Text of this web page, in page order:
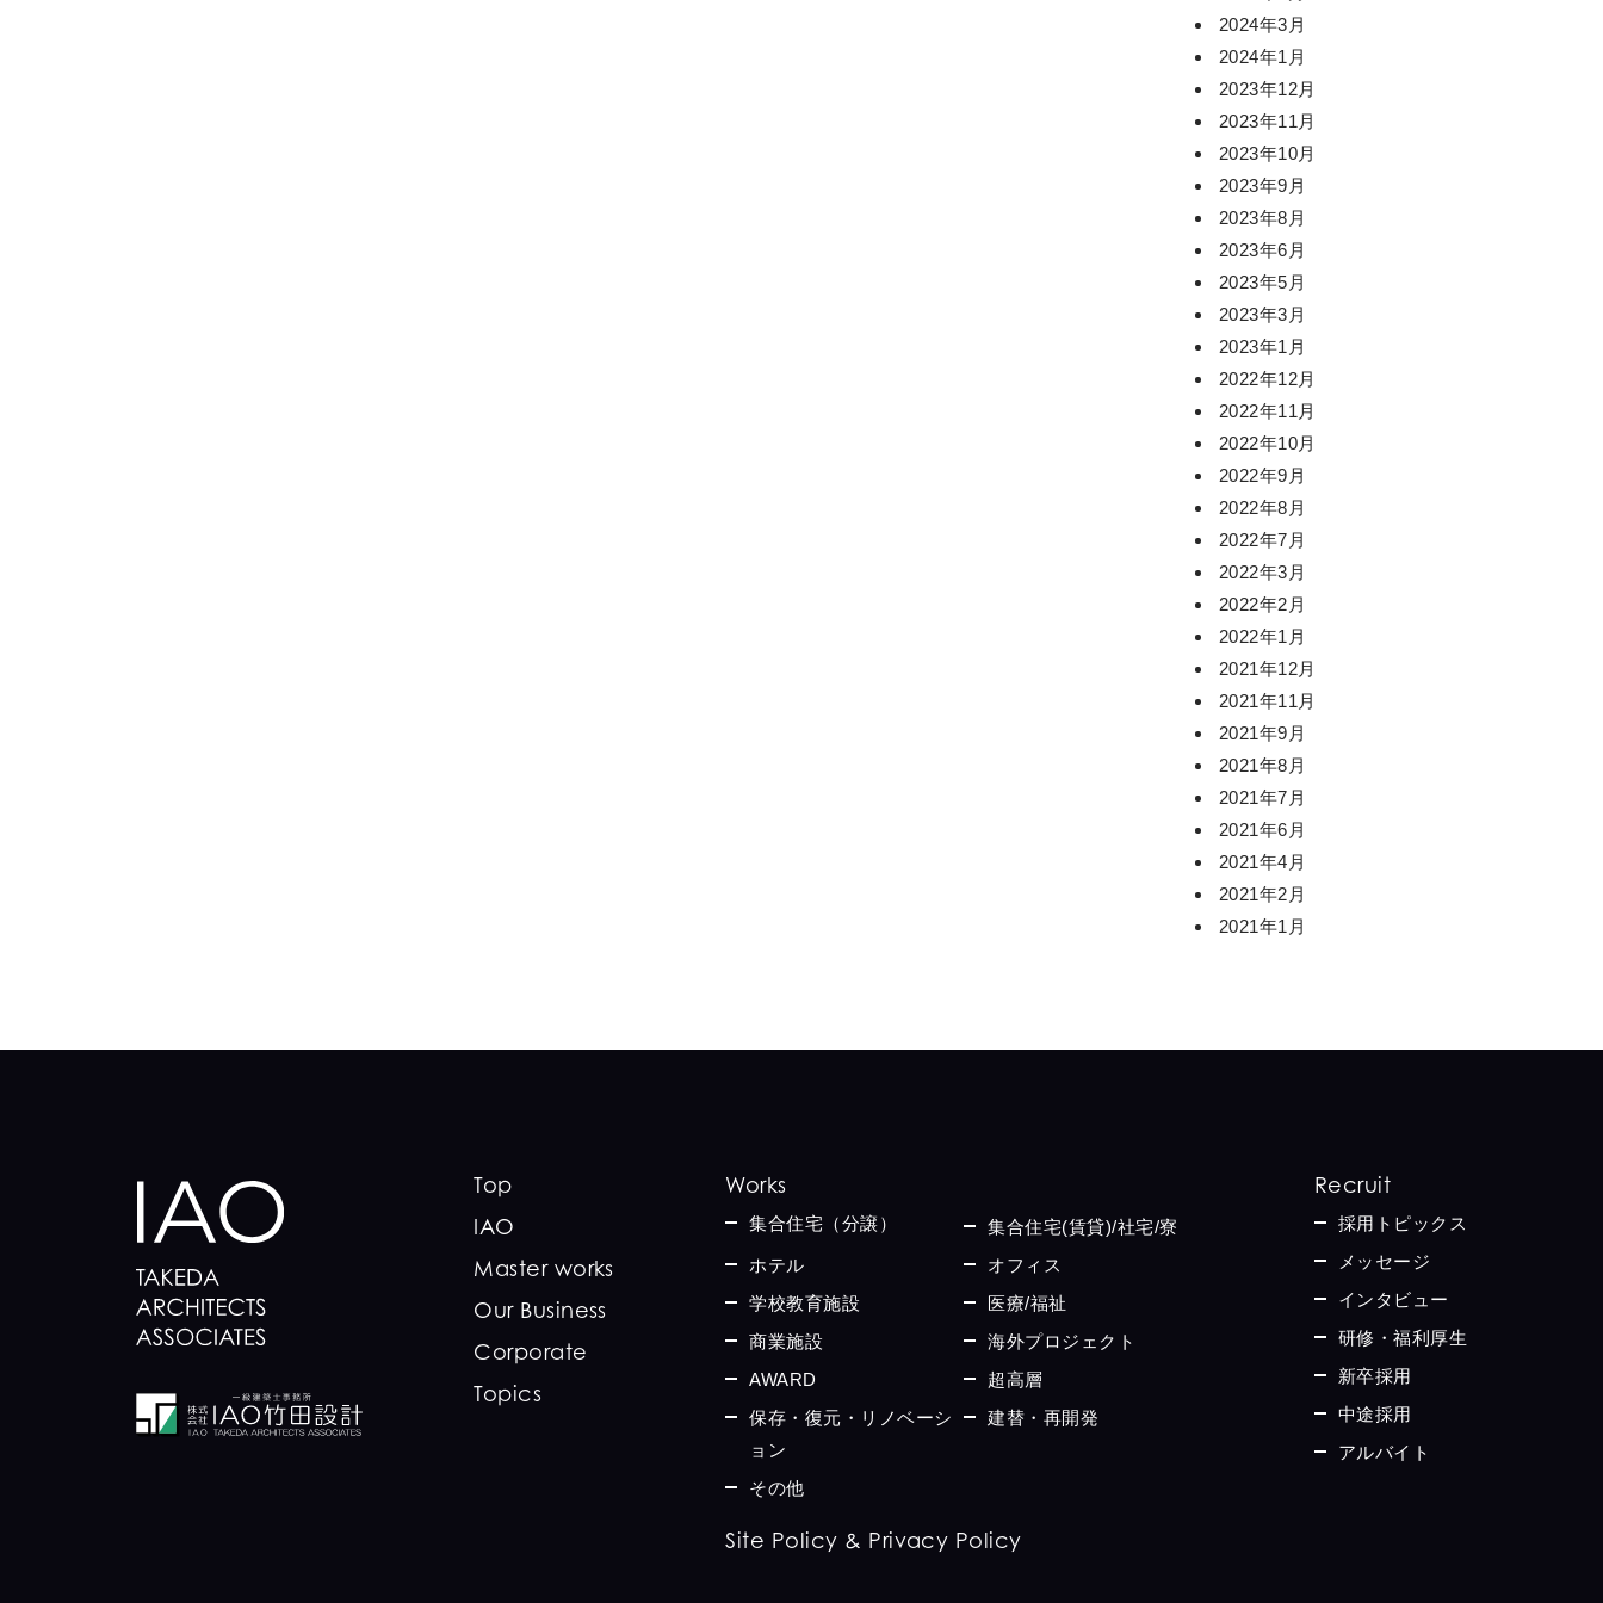
2024年3月
2024年1月
2023年12月
2023年11月
2023年10月
2023年9月
2023年8月
2023年6月
2023年5月
2023年3月
2023年1月
2022年12月
2022年11月
2022年10月
2022年9月
2022年8月
2022年7月
2022年3月
2022年2月
2022年1月
2021年12月
2021年11月
2021年9月
2021年8月
2021年7月
2021年6月
2021年4月
2021年2月
2021年1月
Top
IAO
Master works
Our Business
Corporate
Topics
Works
集合住宅（分譲）
集合住宅(賃貸)/社宅/寮
ホテル
オフィス
学校教育施設
医療/福祉
商業施設
海外プロジェクト
AWARD
超高層
保存・復元・リノベーシ
ョン
建替・再開発
その他
Site Policy & Privacy Policy
Recruit
採用トピックス
メッセージ
インタビュー
研修・福利厚生
新卒採用
中途採用
アルバイト